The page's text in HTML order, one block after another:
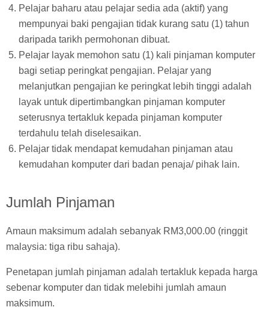
Pelajar baharu atau pelajar sedia ada (aktif) yang
mempunyai baki pengajian tidak kurang satu (1) tahun
daripada tarikh permohonan dibuat.
Pelajar layak memohon satu (1) kali pinjaman komputer
bagi setiap peringkat pengajian. Pelajar yang
melanjutkan pengajian ke peringkat lebih tinggi adalah
layak untuk dipertimbangkan pinjaman komputer
seterusnya tertakluk kepada pinjaman komputer
terdahulu telah diselesaikan.
Pelajar tidak mendapat kemudahan pinjaman atau
kemudahan komputer dari badan penaja/ pihak lain.
Jumlah Pinjaman
Amaun maksimum adalah sebanyak RM3,000.00 (ringgit
malaysia: tiga ribu sahaja).
Penetapan jumlah pinjaman adalah tertakluk kepada harga
sebenar komputer dan tidak melebihi jumlah amaun
maksimum.